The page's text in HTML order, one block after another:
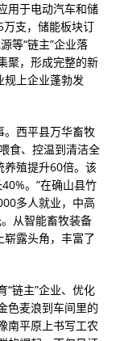
用于电动汽车和储
万支，储能板块订
等“链主”企业落
聚，形成完整的新
规上企业蓬勃发
。西平县万华畜牧
食、控温到清洁全
养殖提升60倍。该
。”在确山县竹
多人就业，中高
从智能畜牧装备
崭露头角，丰富了
“链主”企业、优化
色麦浪到车间里的
南平原上书写工农